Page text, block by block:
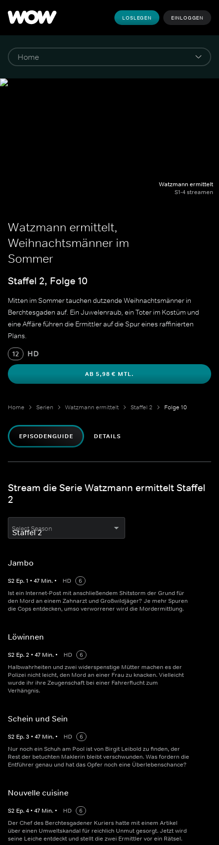
LOSLEGEN EINLOGGEN
Watzmann ermittelt
S1-4 streamen
Watzmann ermittelt,
Weihnachtsmänner im
Sommer
Staffel 2, Folge 10
Mitten im Sommer tauchen dutzende Weihnachtsmänner in
Berchtesgaden auf. Ein Juwelenraub, ein Toter im Kostüm und
eine Affäre führen die Ermittler auf die Spur eines raffinierten
Plans.
12 HD
AB 5,98 € MTL.
Home Serien Watzmann ermittelt Staffel 2 Folge 10
EPISODENGUIDE DETAILS
Stream die Serie Watzmann ermittelt Staffel
2
Select Season
Jambo
S2 Ep.1 • 47 Min. • HD
6
Ist ein Internet-Post mit anschließendem Shitstorm der Grund für
den Mord an einem Zahnarzt und Großwildjäger? Je mehr Spuren
die Cops entdecken, umso verworrener wird die Mordermittlung.
Löwinnen
S2 Ep.2 • 47 Min. • HD
6
Halbwahrheiten und zwei widerspenstige Mütter machen es der
Polizei nicht leicht, den Mord an einer Frau zu knacken. Vielleicht
wurde ihr ihre Zeugenschaft bei einer Fahrerflucht zum
Verhängnis.
Schein und Sein
S2 Ep.3 • 47 Min. • HD
6
Nur noch ein Schuh am Pool ist von Birgit Leibold zu finden, der
Rest der betuchten Maklerin bleibt verschwunden. Was fordern die
Entführer genau und hat das Opfer noch eine Überlebenschance?
Nouvelle cuisine
S2 Ep.4 • 47 Min. • HD
6
Der Chef des Berchtesgadener Kuriers hatte mit einem Artikel
über einen Umweltskandal für reichlich Unmut gesorgt. Jetzt wird
seine Leiche entdeckt und stellt die zwei Ermittler vor ein Rätsel.